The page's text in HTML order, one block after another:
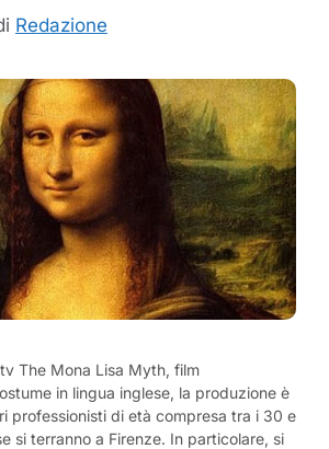
Redazione
The Mona Lisa Myth, film
in lingua inglese, la produzione è
professionisti di età compresa tra i 30 e
si terranno a Firenze. In particolare, si